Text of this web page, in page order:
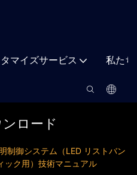
マイズサービス 私た
ロード